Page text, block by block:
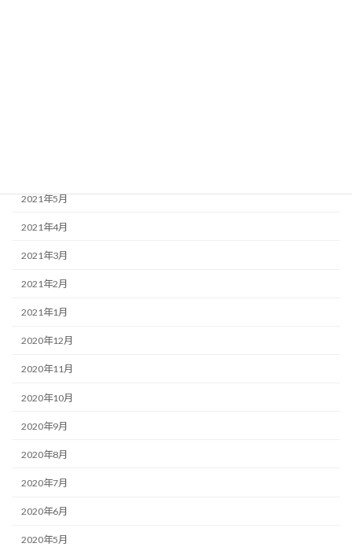
2021年5月
2021年4月
2021年3月
2021年2月
2021年1月
2020年12月
2020年11月
2020年10月
2020年9月
2020年8月
2020年7月
2020年6月
2020年5月